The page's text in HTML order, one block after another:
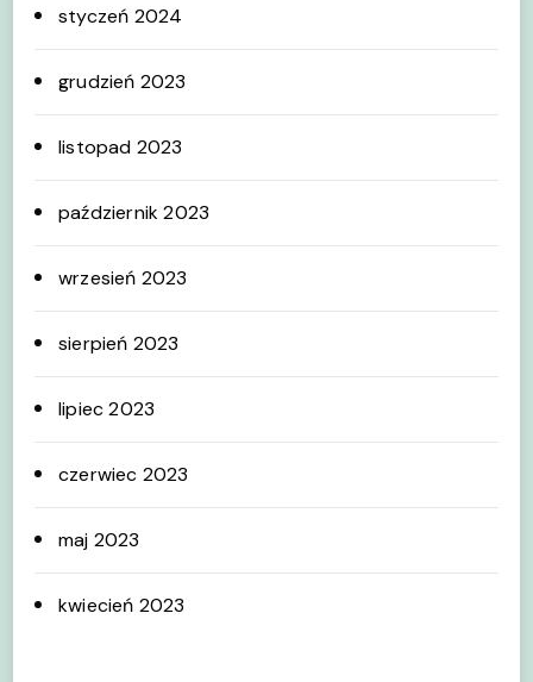
styczeń 2024
grudzień 2023
listopad 2023
październik 2023
wrzesień 2023
sierpień 2023
lipiec 2023
czerwiec 2023
maj 2023
kwiecień 2023